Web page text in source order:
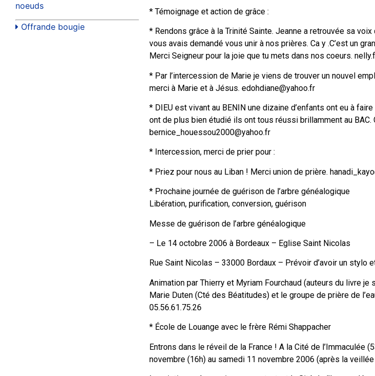
noeuds
Offrande bougie
* Témoignage et action de grâce :
* Rendons grâce à la Trinité Sainte. Jeanne a retrouvée sa
vous avais demandé vous unir à nos prières. Ca y .C’est un
Merci Seigneur pour la joie que tu mets dans nos coeurs.
* Par l’intercession de Marie je viens de trouver un nouvel
merci à Marie et à Jésus. edohdiane@yahoo.fr
* DIEU est vivant au BENIN une dizaine d’enfants ont eu à
ont de plus bien étudié ils ont tous réussi brillamment au BAC.
bernice_houessou2000@yahoo.fr
* Intercession, merci de prier pour :
* Priez pour nous au Liban ! Merci union de prière.
* Prochaine journée de guérison de l’arbre généalogique
Libération, purification, conversion, guérison
Messe de guérison de l’arbre généalogique
– Le 14 octobre 2006 à Bordeaux – Eglise Saint Nicolas
Rue Saint Nicolas – 33000 Bordaux – Prévoir d’avoir un stylo
Animation par Thierry et Myriam Fourchaud (auteurs du livre
Marie Duten (Cté des Béatitudes) et le groupe de prière de
05.56.61.75.26
* École de Louange avec le frère Rémi Shappacher
Entrons dans le réveil de la France ! A la Cité de l’Immaculée
novembre (16h) au samedi 11 novembre 2006 (après la